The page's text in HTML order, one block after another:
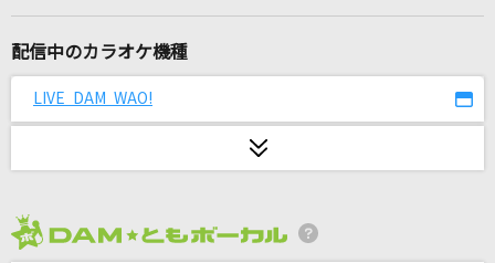
[生音]僕のこと
Mrs. GREEN APPLE
[生音]世界は恋に落ちている
CHiCO with HoneyWorks
配信中のカラオケ機種
LIVE DAM WAO!